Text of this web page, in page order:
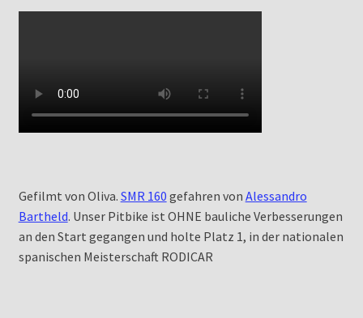
Gefilmt von Oliva. SMR 160 gefahren von Alessandro
Bartheld. Unser Pitbike ist OHNE bauliche Verbesserungen
an den Start gegangen und holte Platz 1, in der nationalen
spanischen Meisterschaft RODICAR